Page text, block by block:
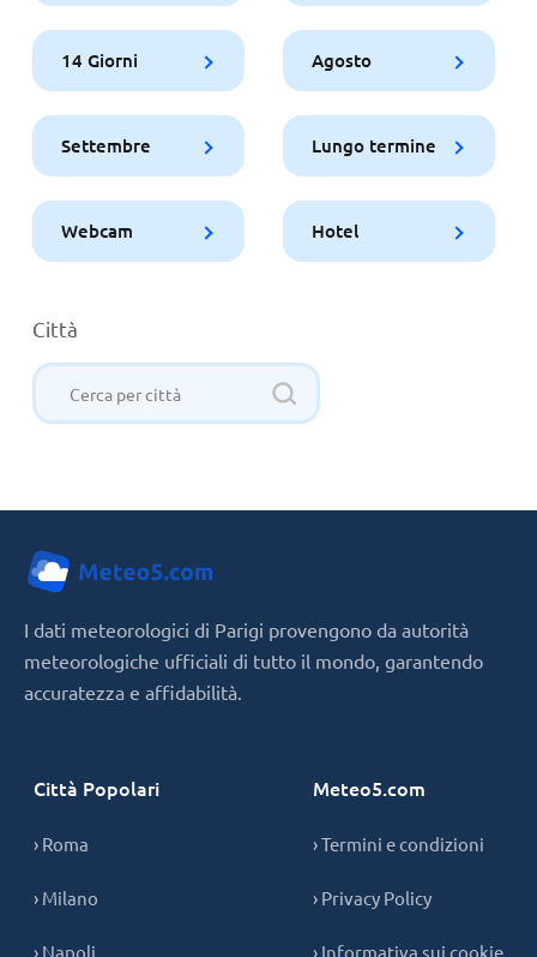
14 Giorni Agosto
Settembre Lungo termine
Webcam Hotel
Città
I dati meteorologici di Parigi provengono da autorità
meteorologiche ufficiali di tutto il mondo, garantendo
accuratezza e affidabilità.
Città Popolari
› Roma
› Milano
› Napoli
Meteo5.com
› Termini e condizioni
› Privacy Policy
› Informativa sui cookie